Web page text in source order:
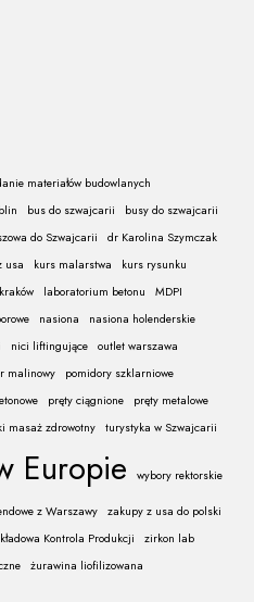
materiałów budowlanych
bus do szwajcarii
busy do szwajcarii
do Szwajcarii
dr Karolina Szymczak
usa kurs malarstwa
kurs rysunku
laboratorium betonu
MDPI
nasiona
nasiona holenderskie
nici liftingujące
outlet warszawa
malinowy
pomidory szklarniowe
pręty ciągnione
pręty metalowe
masaż zdrowotny turystyka w Szwajcarii
Europie wybory rektorskie
z Warszawy
zakupy z usa do polski
Kontrola Produkcji
zirkon lab
żurawina liofilizowana